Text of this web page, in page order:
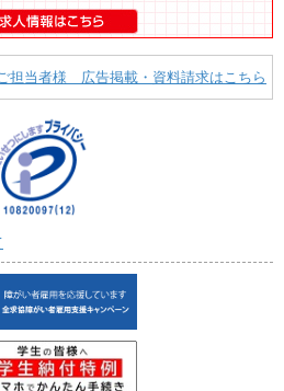
担当者様 広告掲載・資料請求はこちら